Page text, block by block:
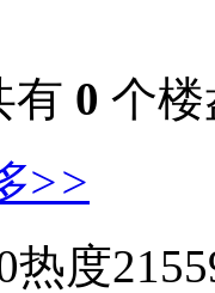
有 0 个楼
>>
热度